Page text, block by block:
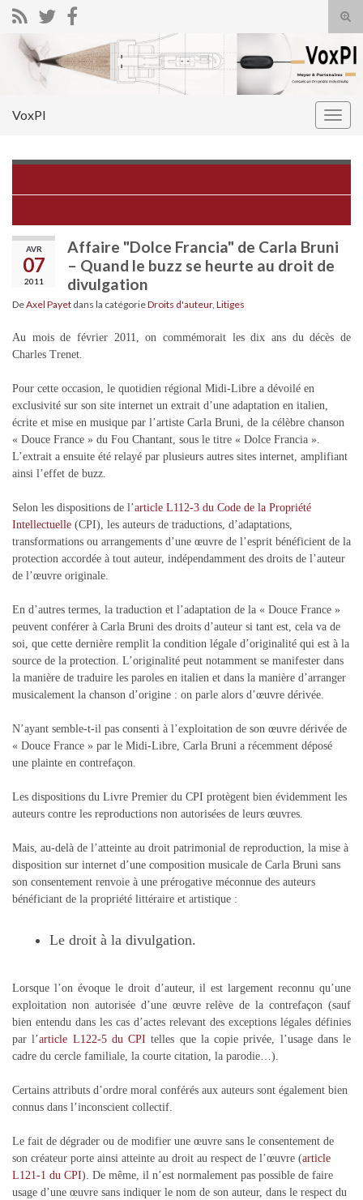
Search for:
VoxPI
AVR
07
2011
Affaire "Dolce Francia" de Carla Bruni
– Quand le buzz se heurte au droit de
divulgation
DeAxel Payet dans la catégorieDroits d'auteur, Litiges
Au mois de février 2011, on commémorait les dix ans du décès de
Charles Trenet.
Pour cette occasion, le quotidien régional Midi-Libre a dévoilé en
exclusivité sur son site internet un extrait d’une adaptation en italien,
écrite et mise en musique par l’artiste Carla Bruni, de la célèbre chanson
« Douce France » du Fou Chantant, sous le titre « Dolce Francia ».
L’extrait a ensuite été relayé par plusieurs autres sites internet, amplifiant
ainsi l’effet de buzz.
Selon les dispositions de l’article L112-3 du Code de la Propriété
Intellectuelle (CPI), les auteurs de traductions, d’adaptations,
transformations ou arrangements d’une œuvre de l’esprit bénéficient de la
protection accordée à tout auteur, indépendamment des droits de l’auteur
de l’œuvre originale.
En d’autres termes, la traduction et l’adaptation de la « Douce France »
peuvent conférer à Carla Bruni des droits d’auteur si tant est, cela va de
soi, que cette dernière remplit la condition légale d’originalité qui est à la
source de la protection. L’originalité peut notamment se manifester dans
la manière de traduire les paroles en italien et dans la manière d’arranger
musicalement la chanson d’origine : on parle alors d’œuvre dérivée.
N’ayant semble-t-il pas consenti à l’exploitation de son œuvre dérivée de
« Douce France » par le Midi-Libre, Carla Bruni a récemment déposé
une plainte en contrefaçon.
Les dispositions du Livre Premier du CPI protègent bien évidemment les
auteurs contre les reproductions non autorisées de leurs œuvres.
Mais, au-delà de l’atteinte au droit patrimonial de reproduction, la mise à
disposition sur internet d’une composition musicale de Carla Bruni sans
son consentement renvoie à une prérogative méconnue des auteurs
bénéficiant de la propriété littéraire et artistique :
Le droit à la divulgation.
Lorsque l’on évoque le droit d’auteur, il est largement reconnu qu’une
exploitation non autorisée d’une œuvre relève de la contrefaçon (sauf
bien entendu dans les cas d’actes relevant des exceptions légales définies
par l’article L122-5 du CPI telles que la copie privée, l’usage dans le
cadre du cercle familiale, la courte citation, la parodie…).
Certains attributs d’ordre moral conférés aux auteurs sont également bien
connus dans l’inconscient collectif.
Le fait de dégrader ou de modifier une œuvre sans le consentement de
son créateur porte ainsi atteinte au droit au respect de l’œuvre (article
L121-1 du CPI). De même, il n’est normalement pas possible de faire
usage d’une œuvre sans indiquer le nom de son auteur, dans le respect du